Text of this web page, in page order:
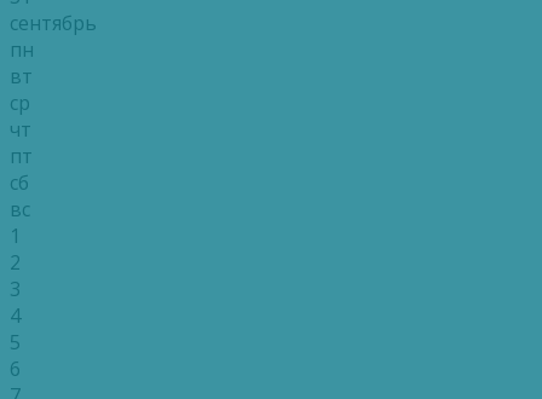
сентябрь
пн
вт
ср
чт
пт
сб
вс
1
2
3
4
5
6